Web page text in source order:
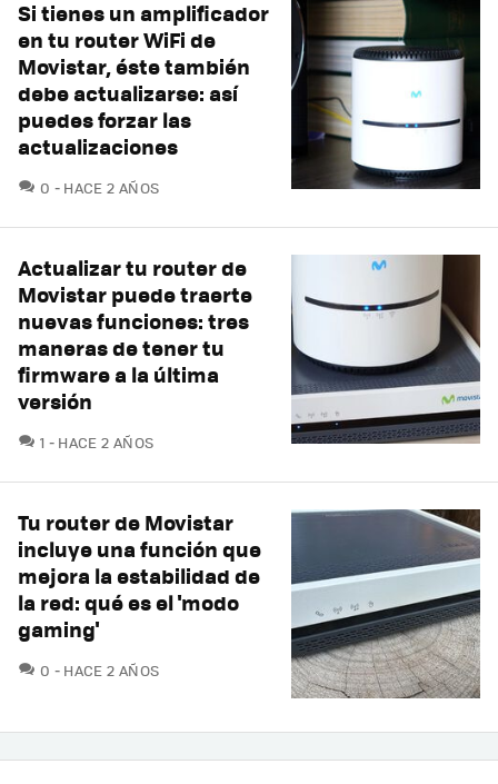
Si tienes un amplificador
en tu router WiFi de
Movistar, éste también
debe actualizarse: así
puedes forzar las
actualizaciones
0 COMENTARIOS
HACE 2 AÑOS
Actualizar tu router de
Movistar puede traerte
nuevas funciones: tres
maneras de tener tu
firmware a la última
versión
1 COMENTARIOS
HACE 2 AÑOS
Tu router de Movistar
incluye una función que
mejora la estabilidad de
la red: qué es el 'modo
gaming'
0 COMENTARIOS
HACE 2 AÑOS